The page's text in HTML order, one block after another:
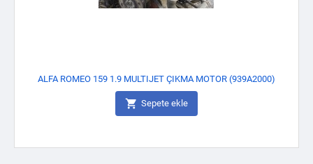
ALFA ROMEO 159 1.9 MULTIJET ÇIKMA MOTOR (939A2000)
 Sepete ekle